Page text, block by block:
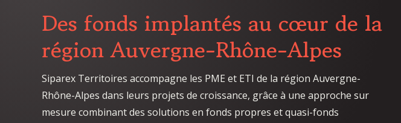
Des fonds implantés au cœur de la
région Auvergne-Rhône-Alpes
Siparex Territoires accompagne les PME et ETI de la région Auvergne-
Rhône-Alpes dans leurs projets de croissance, grâce à une approche sur
mesure combinant des solutions en fonds propres et quasi-fonds